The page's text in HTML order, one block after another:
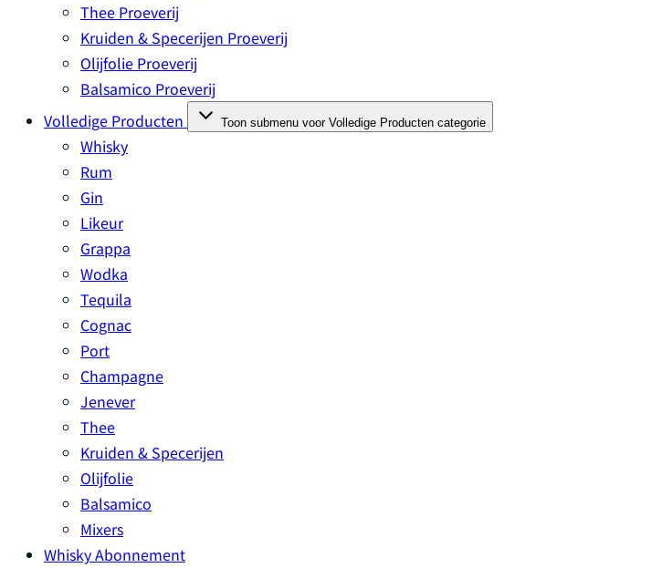
Thee Proeverij
Kruiden & Specerijen Proeverij
Olijfolie Proeverij
Balsamico Proeverij
Volledige Producten
Toon submenu voor Volledige Producten categorie
Whisky
Rum
Gin
Likeur
Grappa
Wodka
Tequila
Cognac
Port
Champagne
Jenever
Thee
Kruiden & Specerijen
Olijfolie
Balsamico
Mixers
Whisky Abonnement